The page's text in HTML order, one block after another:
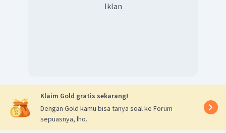
Iklan
Klaim Gold gratis sekarang!
Dengan Gold kamu bisa tanya soal ke Forum
sepuasnya, lho.